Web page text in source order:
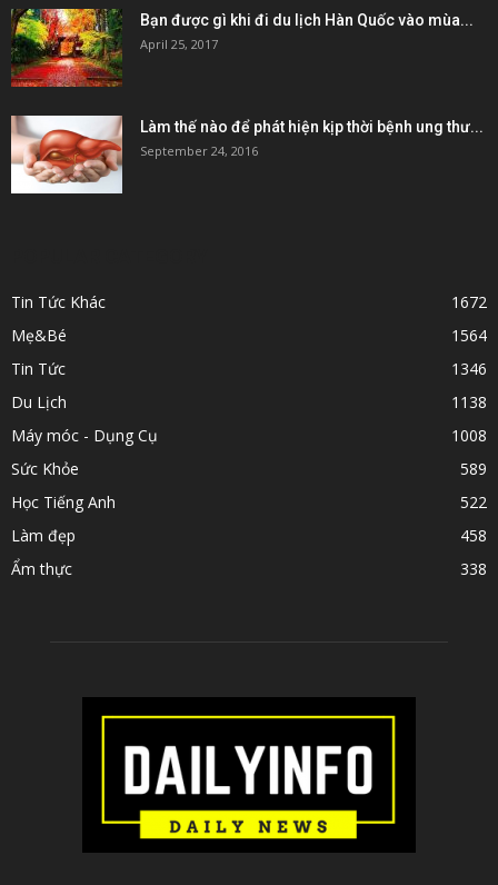
Bạn được gì khi đi du lịch Hàn Quốc vào mùa...
April 25, 2017
Làm thế nào để phát hiện kịp thời bệnh ung thư...
September 24, 2016
Tin Tức Khác
1672
Mẹ&Bé
1564
Tin Tức
1346
Du Lịch
1138
Máy móc - Dụng Cụ
1008
Sức Khỏe
589
Học Tiếng Anh
522
Làm đẹp
458
Ẩm thực
338